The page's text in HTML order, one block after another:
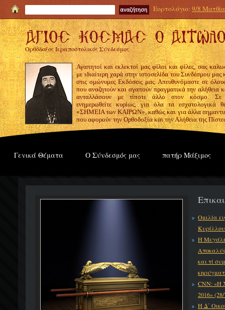
Εορτολόγιο: 9/8
Ορθόδοξος Ιεραποστολικός Σύνδεσμος
Αγαπητοί και εκλεκτοί μας φίλοι και φίλες, σας
με ιδιαίτερη χαρά στην ιστοσελίδα του Συνδέσμου μας
στις ομώνυμες Εκδόσεις μας. Απευθυνόμαστε σε
που αναζητούν και αγαπούν πραγματικά την αλήθεια
ανταλλάσουν με τίποτε άλλο στον κόσμο.
ενημερωθείτε κυρίως, για όλα τα εσχατολογικά
«ΣΗΜΕΙΑ των ΚΑΙΡΩΝ», καθώς και για άλλα
που αφορούν την Ορθοδοξία και την Αλήθεια της
Γενικά Θέματα Ο Σύνδεσμός μας πατήρ Μάξιμος
Ομιλία
Η Μεγάλη
και τί
CNN: «Η
2016»
Η Δ΄